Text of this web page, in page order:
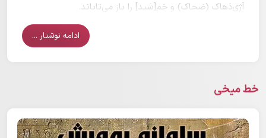
اَژی‌دَهاک (ضحاک) و جَم[شید] را باز می‌تاباند.
ادامه نوشتار ...
خط میخی